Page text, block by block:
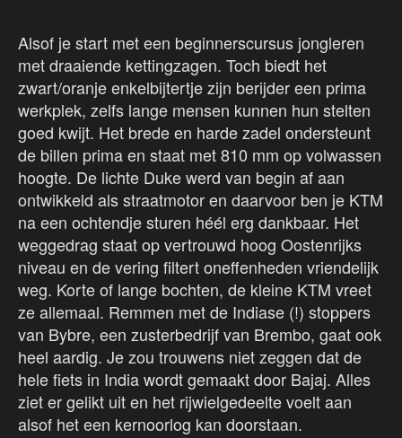
Alsof je start met een beginnerscursus jongleren
met draaiende kettingzagen. Toch biedt het
zwart/oranje enkelbijtertje zijn berijder een prima
werkplek, zelfs lange mensen kunnen hun stelten
goed kwijt. Het brede en harde zadel ondersteunt
de billen prima en staat met 810 mm op volwassen
hoogte. De lichte Duke werd van begin af aan
ontwikkeld als straatmotor en daarvoor ben je KTM
na een ochtendje sturen héél erg dankbaar. Het
weggedrag staat op vertrouwd hoog Oostenrijks
niveau en de vering filtert oneffenheden vriendelijk
weg. Korte of lange bochten, de kleine KTM vreet
ze allemaal. Remmen met de Indiase (!) stoppers
van Bybre, een zusterbedrijf van Brembo, gaat ook
heel aardig. Je zou trouwens niet zeggen dat de
hele fiets in India wordt gemaakt door Bajaj. Alles
ziet er gelikt uit en het rijwielgedeelte voelt aan
alsof het een kernoorlog kan doorstaan.